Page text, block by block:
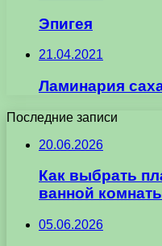
Эпигея
21.04.2021
Ламинария
Последние записи
20.06.2026
Как выбрать
ванной
05.06.2026